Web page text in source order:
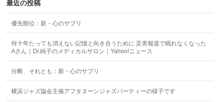
最近の投稿
優先順位：新・心のサプリ
何十年たっても消えない記憶と向き合うために 災害報道で眠れなくなった
Aさん｜Dr.純子のメディカルサロン｜Yahoo!ニュース
分断、それとも：新・心のサプリ
横浜ジャズ協会主催アフタヌーンジャズパーティーの様子です